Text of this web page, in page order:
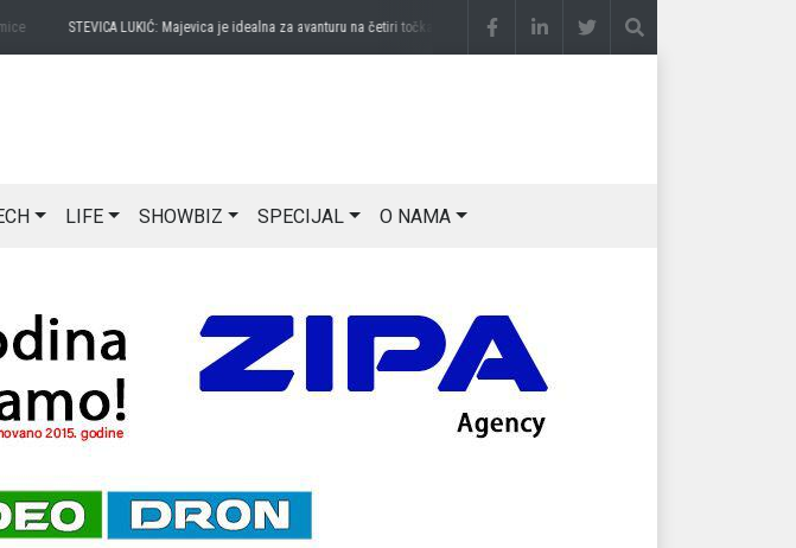
STEVICA LUKIĆ: Majevica je idealna za avanturu na četiri točkaprije 2 sedmice DRAGAN OSTOJIĆ: Moj karakter je
LIFE SHOWBIZ SPECIJAL O NAMA